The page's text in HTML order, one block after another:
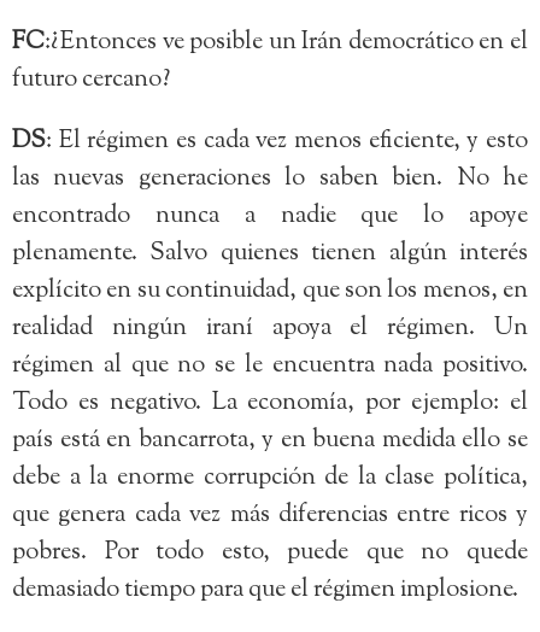
FC:¿Entonces ve posible un Irán democrático en el
futuro cercano?
DS: El régimen es cada vez menos eficiente, y esto
las nuevas generaciones lo saben bien. No he
encontrado nunca a nadie que lo apoye
plenamente. Salvo quienes tienen algún interés
explícito en su continuidad, que son los menos, en
realidad ningún iraní apoya el régimen. Un
régimen al que no se le encuentra nada positivo.
Todo es negativo. La economía, por ejemplo: el
país está en bancarrota, y en buena medida ello se
debe a la enorme corrupción de la clase política,
que genera cada vez más diferencias entre ricos y
pobres. Por todo esto, puede que no quede
demasiado tiempo para que el régimen implosione.